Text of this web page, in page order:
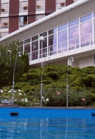
Италия
Канада
Карибы
Кипр
Латвия
Литва